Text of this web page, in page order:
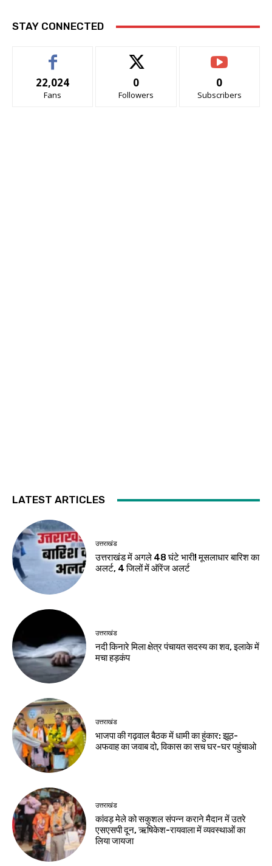
STAY CONNECTED
22,024
Fans
0
Followers
0
Subscribers
LATEST ARTICLES
उत्तराखंड
उत्तराखंड में अगले 48 घंटे भारी! मूसलाधार बारिश का
अलर्ट, 4 जिलों में ऑरेंज अलर्ट
उत्तराखंड
नदी किनारे मिला क्षेत्र पंचायत सदस्य का शव, इलाके में
मचा हड़कंप
उत्तराखंड
भाजपा की गढ़वाल बैठक में धामी का हुंकार: झूठ-
अफवाह का जवाब दो, विकास का सच घर-घर पहुंचाओ
उत्तराखंड
कांवड़ मेले को सकुशल संपन्न कराने मैदान में उतरे
एसएसपी दून, ऋषिकेश-रायवाला में व्यवस्थाओं का
लिया जायजा